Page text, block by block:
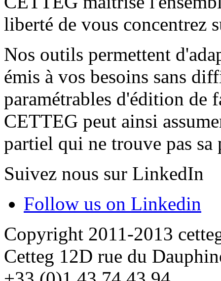
liberté de vous concentrez
Nos outils permettent
émis à vos besoins sans
paramétrables d'édition de
CETTEG peut ainsi
partiel qui ne trouve pas sa
Suivez nous sur LinkedIn
Follow us on Linkedin
Copyright 2011-2013
Cetteg 12D rue du